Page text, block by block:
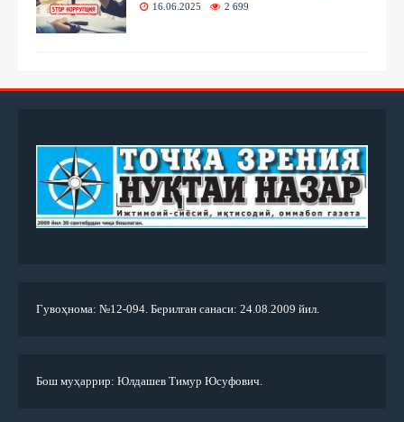
16.06.2025 2 699
Гувоҳнома: №12-094. Берилган санаси: 24.08.2009 йил.
Бош муҳаррир: Юлдашев Тимур Юсуфович.